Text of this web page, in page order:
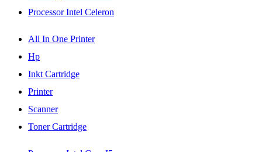
Processor Intel Celeron
All In One Printer
Hp
Inkt Cartridge
Printer
Scanner
Toner Cartridge